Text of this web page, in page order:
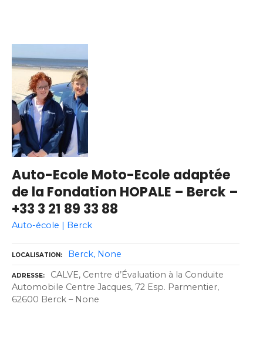
Auto-Ecole Moto-Ecole adaptée
de la Fondation HOPALE – Berck –
+33 3 21 89 33 88
Auto-école | Berck
LOCALISATION Berck None
ADRESSE
CALVE, Centre d’Évaluation à la Conduite
Automobile Centre Jacques, 72 Esp. Parmentier,
62600 Berck – None